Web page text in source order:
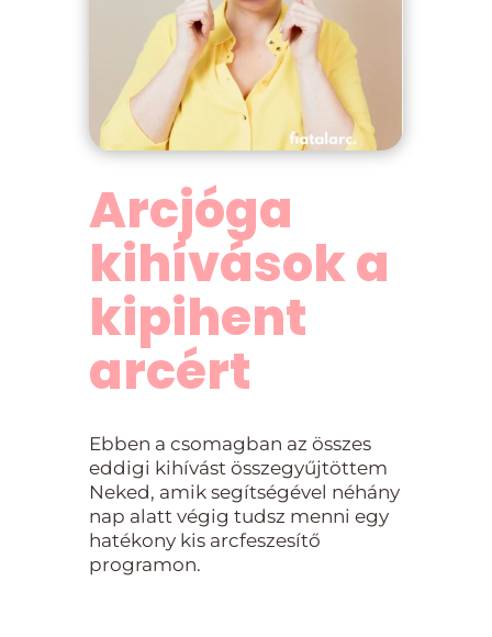
Arcjóga
kihívások a
kipihent
arcért
Ebben a csomagban az összes
eddigi kihívást összegyűjtöttem
Neked, amik segítségével néhány
nap alatt végig tudsz menni egy
hatékony kis arcfeszesítő
programon.